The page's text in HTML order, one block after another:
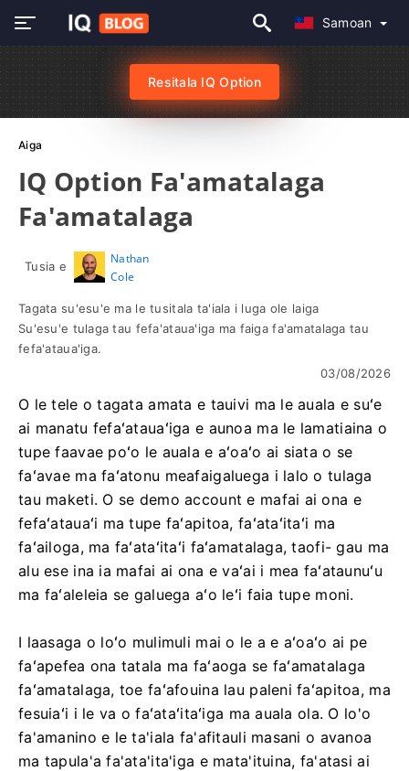
Samoan
Resitala IQ Option
Aiga
IQ Option Fa'amatalaga
Fa'amatalaga
Tusia e
Nathan
Cole
Tagata su'esu'e ma le tusitala ta'iala i luga ole laiga
Su'esu'e tulaga tau fefa'ataua'iga ma faiga fa'amatalaga tau
fefa'ataua'iga.
03/08/2026
O le tele o tagata amata e tauivi ma le auala e suʻe
ai manatu fefaʻatauaʻiga e aunoa ma le lamatiaina o
tupe faavae poʻo le auala e aʻoaʻo ai siata o se
faʻavae ma faʻatonu meafaigaluega i lalo o tulaga
tau maketi. O se demo account e mafai ai ona e
fefaʻatauaʻi ma tupe faʻapitoa, faʻataʻitaʻi ma
faʻailoga, ma faʻataʻitaʻi faʻamatalaga, taofi- gau ma
alu ese ina ia mafai ai ona e vaʻai i mea faʻataunuʻu
ma faʻaleleia se galuega aʻo leʻi faia tupe moni.
I laasaga o loʻo mulimuli mai o le a e aʻoaʻo ai pe
faʻapefea ona tatala ma faʻaoga se faʻamatalaga
faʻamatalaga, toe faʻafouina lau paleni faʻapitoa, ma
fesuiaʻi i le va o faʻataʻitaʻiga ma auala ola. O lo'o
fa'amanino e le ta'iala fa'afitauli masani o avanoa
ma tapula'a fa'ata'ita'iga e mata'ituina, fa'atasi ai